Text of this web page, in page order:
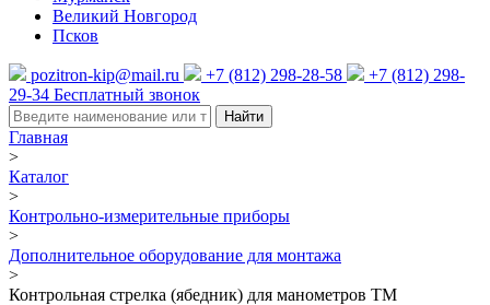
Великий Новгород
Псков
pozitron-kip@mail.ru +7 (812) 298-28-58
+7 (812) 298-
29-34 Бесплатный звонок
Найти
Главная
>
Каталог
>
Контрольно-измерительные приборы
>
Дополнительное оборудование для монтажа
>
Контрольная стрелка (ябедник) для манометров ТМ